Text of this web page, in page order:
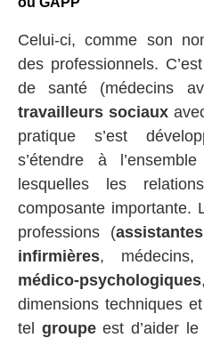
Celui-ci, comme son
des professionnels.
de santé (médecins
travailleurs sociaux
pratique s’est
s’étendre à
lesquelles les
composante importante.
professions (
infirmières, médecins,
médico-psychologiques
dimensions techniques
tel groupeest d’aider le